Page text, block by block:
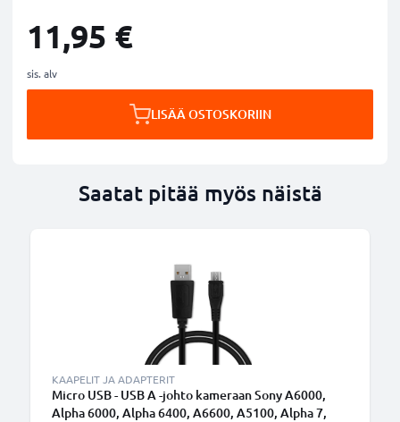
11,95 €
sis. alv
LISÄÄ OSTOSKORIIN
Saatat pitää myös näistä
KAAPELIT JA ADAPTERIT
Micro USB - USB A -johto kameraan Sony A6000,
Alpha 6000, Alpha 6400, A6600, A5100, Alpha 7,